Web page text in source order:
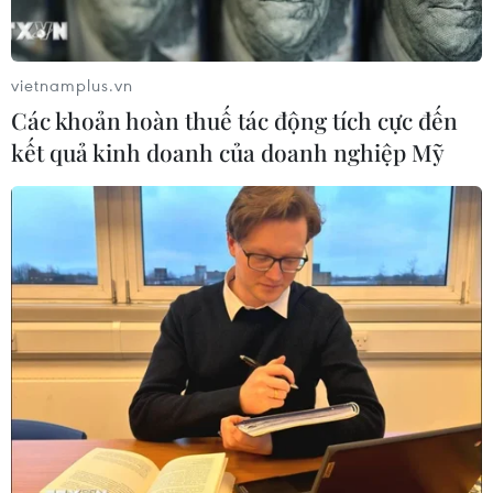
THẾ GIỚI
Xaysomphone Phomvihane - nhà
lãnh đạo vun đắp cho mối quan hệ
hữu nghị Việt-Lào
09/08/2026 01:21
Thông cáo đặc biệt của Ban Chấp
hành Trung ương Đảng Cộng sản
vietnamplus.vn
Các khoản hoàn thuế tác động tích cực đến
kết quả kinh doanh của doanh nghiệp Mỹ